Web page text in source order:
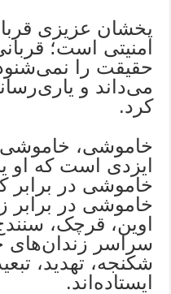
پخشان عزیزی
امنیتی است؛
حقیقت را
می‌داند و
کرد.
خاموشی، خاموشی
ایزدی است که او
خاموشی در برابر
خاموشی در برابر
اوین، قرچک،
سراسر زندان‌های
شکنجه، تهدید،
ایستاده‌اند.